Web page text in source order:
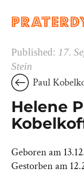
Published: 17.
Stein
Post
navigation
Paul
Helene
Geboren am
Gestorben am